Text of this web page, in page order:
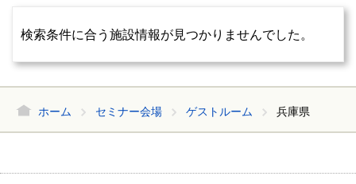
検索条件に合う施設情報が見つかりませんでした。
ホーム セミナー会場 ゲストルーム 兵庫県